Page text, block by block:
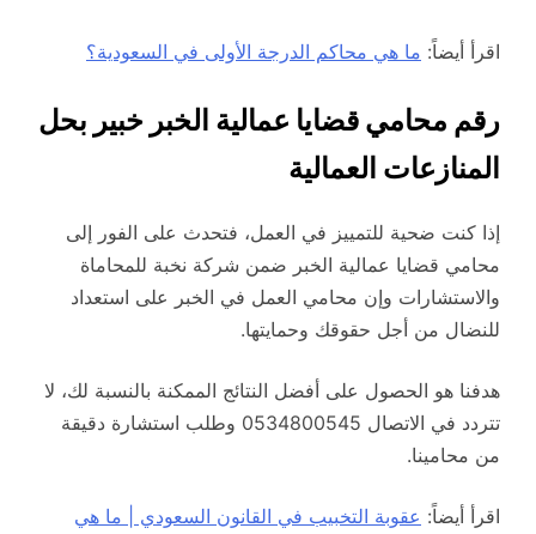
اقرأ أيضاً: ما هي محاكم الدرجة الأولى في السعودية؟
رقم محامي قضايا عمالية الخبر خبير بحل
المنازعات العمالية
إذا كنت ضحية للتمييز في العمل، فتحدث على الفور إلى
محامي قضايا عمالية الخبر ضمن شركة نخبة للمحاماة
والاستشارات وإن محامي العمل في الخبر على استعداد
للنضال من أجل حقوقك وحمايتها.
هدفنا هو الحصول على أفضل النتائج الممكنة بالنسبة لك، لا
تتردد في الاتصال 0534800545 وطلب استشارة دقيقة
من محامينا.
اقرأ أيضاً: عقوبة التخبيب في القانون السعودي | ما هي